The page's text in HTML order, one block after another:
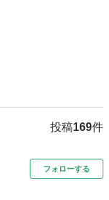
投稿169件
フォローする